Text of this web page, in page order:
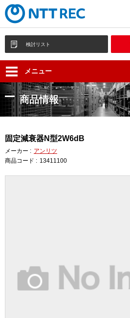
検討リスト
メニュー
商品情報
固定減衰器N型2W6dB
メーカー : アンリツ
商品コード : 13411100